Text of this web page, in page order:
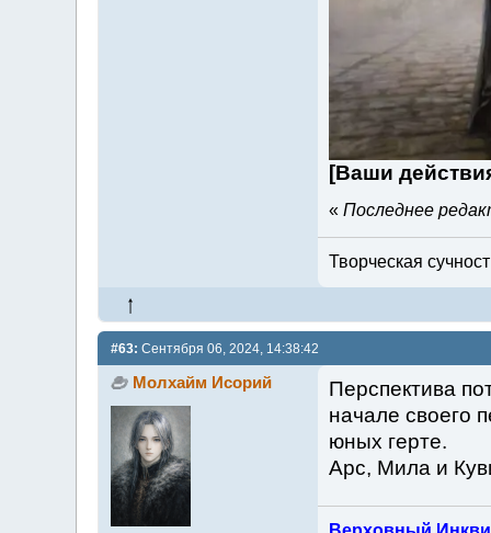
[Ваши
« Последнее
Творческая
#63: Сентября 06, 2024, 14:38:42
Молхайм Исорий
Перспектива
начале своего
юных герте.
Арс, Мила и